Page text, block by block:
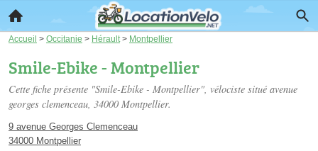
Accueil > Occitanie > Hérault > Montpellier
Smile-Ebike - Montpellier
Cette fiche présente "Smile-Ebike - Montpellier", vélociste situé avenue
georges clemenceau, 34000 Montpellier.
9 avenue Georges Clemenceau
34000 Montpellier